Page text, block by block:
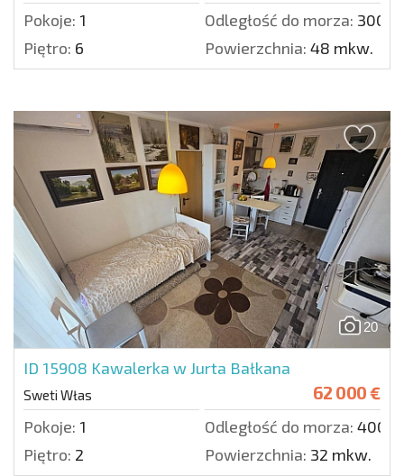
Pokoje: 1 Odległość do morza: 300
Piętro: 6 Powierzchnia: 48 mkw.
20
ID 15908 Kawalerka w Jurta Bałkana
Sweti Włas 62 000 €
Pokoje: 1 Odległość do morza: 400
Piętro: 2 Powierzchnia: 32 mkw.